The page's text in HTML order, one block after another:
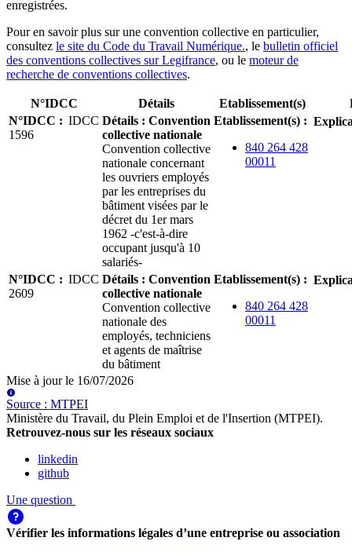
enregistrées.
Pour en savoir plus sur une convention collective en particulier,
consultez le site du Code du Travail Numérique., le bulletin officiel
des conventions collectives sur Legifrance, ou le moteur de
recherche de conventions collectives.
N°IDCC Détails Etablissement(s)
N°IDCC : IDCC
1596
Détails : Convention
collective nationale
Convention collective
nationale concernant
les ouvriers employés
par les entreprises du
bâtiment visées par le
décret du 1er mars
1962 -c'est-à-dire
occupant jusqu'à 10
salariés-
Etablissement(s) :
840 264 428
00011
N°IDCC : IDCC
2609
Détails : Convention
collective nationale
Convention collective
nationale des
employés, techniciens
et agents de maîtrise
du bâtiment
Etablissement(s) :
840 264 428
00011
Mise à jour le 16/07/2026
Source : MTPEI
Ministère du Travail, du Plein Emploi et de l'Insertion (MTPEI).
Retrouvez-nous sur les réseaux sociaux
linkedin
github
Une question
Vérifier les informations légales d’une entreprise ou association